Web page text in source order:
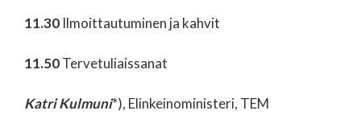
11.30 Ilmoittautuminen ja kahvit
11.50Tervetuliaissanat
Katri Kulmuni*), Elinkeinoministeri, TEM